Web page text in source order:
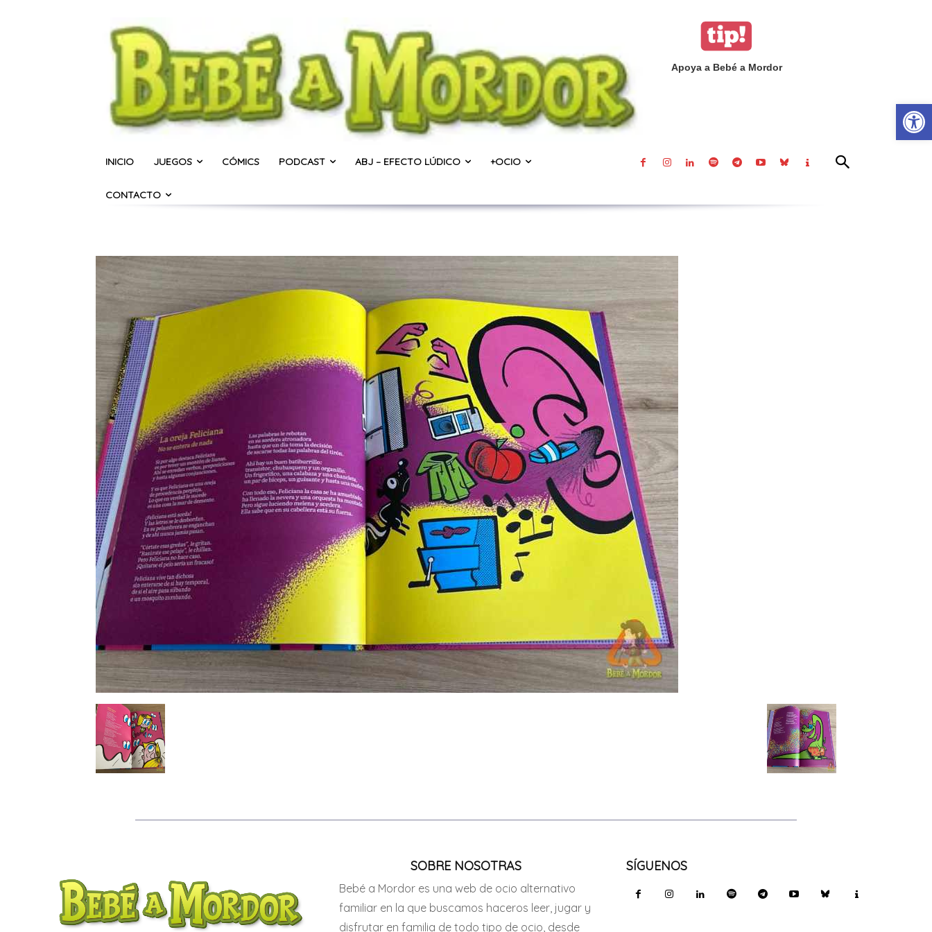
Apoya a Bebé a Mordor
INICIO JUEGOS CÓMICS PODCAST ABJ – EFECTO LÚDICO +OCIO
CONTACTO
SOBRE NOSOTRAS
Bebé a Mordor es una web de ocio alternativo
familiar en la que buscamos haceros leer, jugar y
disfrutar en familia de todo tipo de ocio, desde
SÍGUENOS